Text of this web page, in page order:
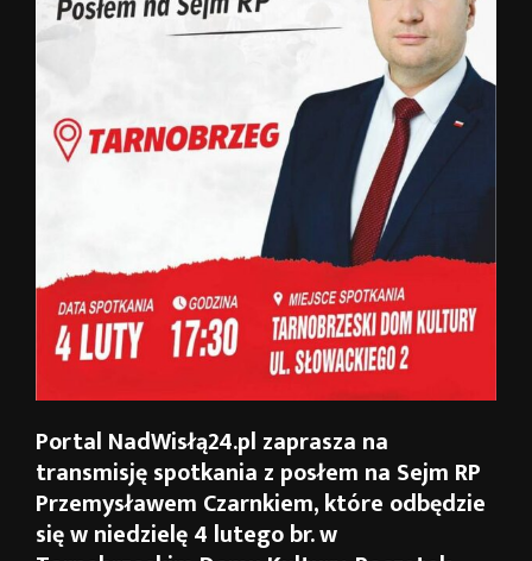
Portal NadWisłą24.pl zaprasza na
transmisję spotkania z posłem na Sejm RP
Przemysławem Czarnkiem, które odbędzie
się w niedzielę 4 lutego br. w